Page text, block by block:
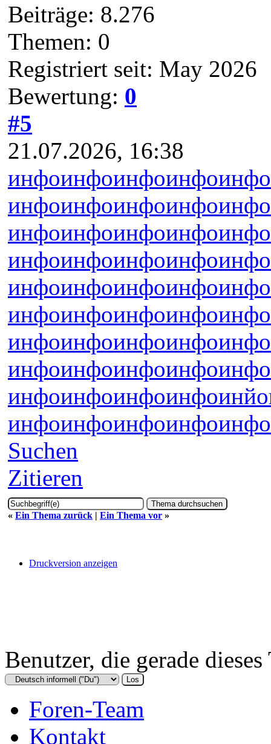
Beiträge: 8.276
Themen: 0
Registriert seit: May 2026
Bewertung: 0
#5
21.07.2026, 16:38
инфоинфоинфоинфоинфо
инфоинфоинфоинфоинфо
инфоинфоинфоинфоинфо
инфоинфоинфоинфоинфо
инфоинфоинфоинфоинфо
инфоинфоинфоинфоинфо
инфоинфоинфоинфоинфо
инфоинфоинфоинфоинфо
инфоинфоинфоинфоинйо
инфоинфоинфоинфоинфо
Suchen
Zitieren
« Ein Thema zurück | Ein Thema vor »
Druckversion anzeigen
Benutzer, die gerade
Foren-Team
Kontakt